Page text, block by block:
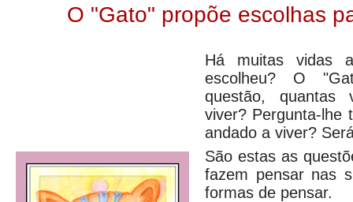
O "Gato" propõe escolhas
Há muitas vidas
escolheu? O
questão,
viver? Pergunta-lhe
andado a viver?
São estas as
fazem pensar nas
formas de pensar.